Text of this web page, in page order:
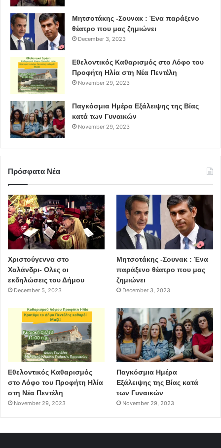
Μητσοτάκης -Σουνακ : Ένα παράξενο
θέατρο που μας ζημιώνει
December 3, 2023
Εθελοντικός Καθαρισμός στο Λόφο του
Προφήτη Ηλία στη Νέα Πεντέλη
November 29, 2023
Παγκόσμια Ημέρα Εξάλειψης της Βίας
κατά των Γυναικών
November 29, 2023
Πρόσφατα Νέα
Χριστούγεννα στο
Χαλάνδρι- Ολες οι
εκδηλώσεις του Δήμου
December 5, 2023
Μητσοτάκης -Σουνακ : Ένα
παράξενο θέατρο που μας
ζημιώνει
December 3, 2023
Εθελοντικός Καθαρισμός
στο Λόφο του Προφήτη Ηλία
στη Νέα Πεντέλη
November 29, 2023
Παγκόσμια Ημέρα
Εξάλειψης της Βίας κατά
των Γυναικών
November 29, 2023